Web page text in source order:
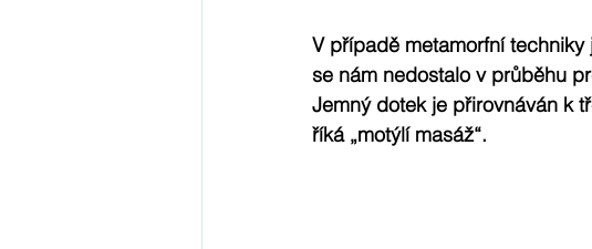
V případě metamorfní
se nám nedostalo v průběhu
Jemný dotek je přirovnáván k
říká „motýlí masáž“.